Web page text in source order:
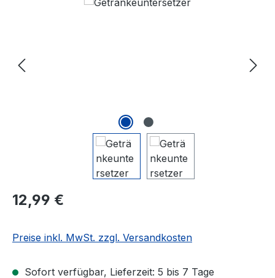
Regulärer Preis:
12,99 €
Preise inkl. MwSt. zzgl. Versandkosten
Sofort verfügbar, Lieferzeit: 5 bis 7 Tage